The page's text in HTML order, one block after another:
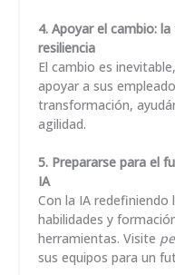
4. Apoyar el cambio:
resiliencia
El cambio es
apoyar a sus
transformación,
agilidad.
5. Prepararse para el
IA
Con la IA
habilidades y
herramientas. Visite
sus equipos para un